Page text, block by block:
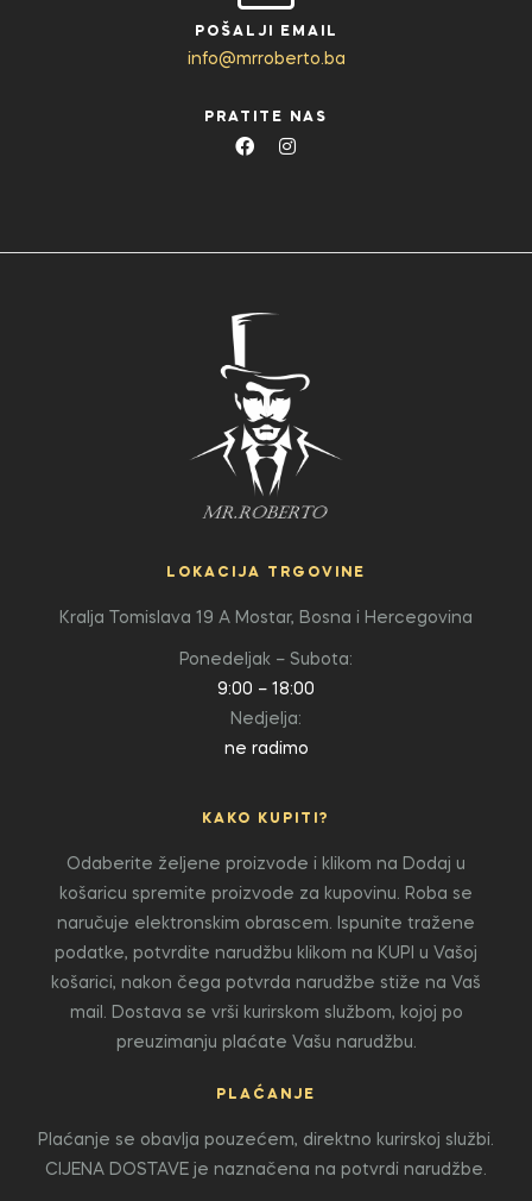
POŠALJI EMAIL
info@mrroberto.ba
PRATITE NAS
LOKACIJA TRGOVINE
Kralja Tomislava 19 A Mostar, Bosna i Hercegovina
Ponedeljak – Subota:
9:00 – 18:00
Nedjelja:
ne radimo
KAKO KUPITI?
Odaberite željene proizvode i klikom na Dodaj u
košaricu spremite proizvode za kupovinu. Roba se
naručuje elektronskim obrascem. Ispunite tražene
podatke, potvrdite narudžbu klikom na KUPI u Vašoj
košarici, nakon čega potvrda narudžbe stiže na Vaš
mail. Dostava se vrši kurirskom službom, kojoj po
preuzimanju plaćate Vašu narudžbu.
PLAĆANJE
Plaćanje se obavlja pouzećem, direktno kurirskoj službi.
CIJENA DOSTAVE je naznačena na potvrdi narudžbe.